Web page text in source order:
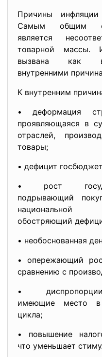
Причины инфляции
Самым общим
является
товарной массы.
вызвана как
внутренними
К внутренним
• деформация
проявляющаяся в
отраслей,
товары;
• дефицит
• рост
подрывающий
обостряющий
• необоснованная
• опережающий
сравнению с
•
имеющие место в
цикла;
• повышение
что уменьшает